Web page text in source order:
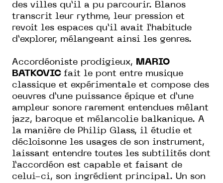
des villes qu’il a pu parcourir. Blanos
transcrit leur rythme, leur pression et
revoit les espaces qu’il avait l’habitude
d’explorer, mélangeant ainsi les genres.
Accordéoniste prodigieux,
MARIO
BATKOVIC fait le pont entre musique
classique et expérimentale et compose des
oeuvres d’une puissance épique et d’une
ampleur sonore rarement entendues mêlant
jazz, baroque et mélancolie balkanique. A
la manière de Philip Glass, il étudie et
décloisonne les usages de son instrument,
laissant entendre toutes les subtilités dont
l’accordéon est capable et faisant de
celui-ci, son ingrédient principal. Un son